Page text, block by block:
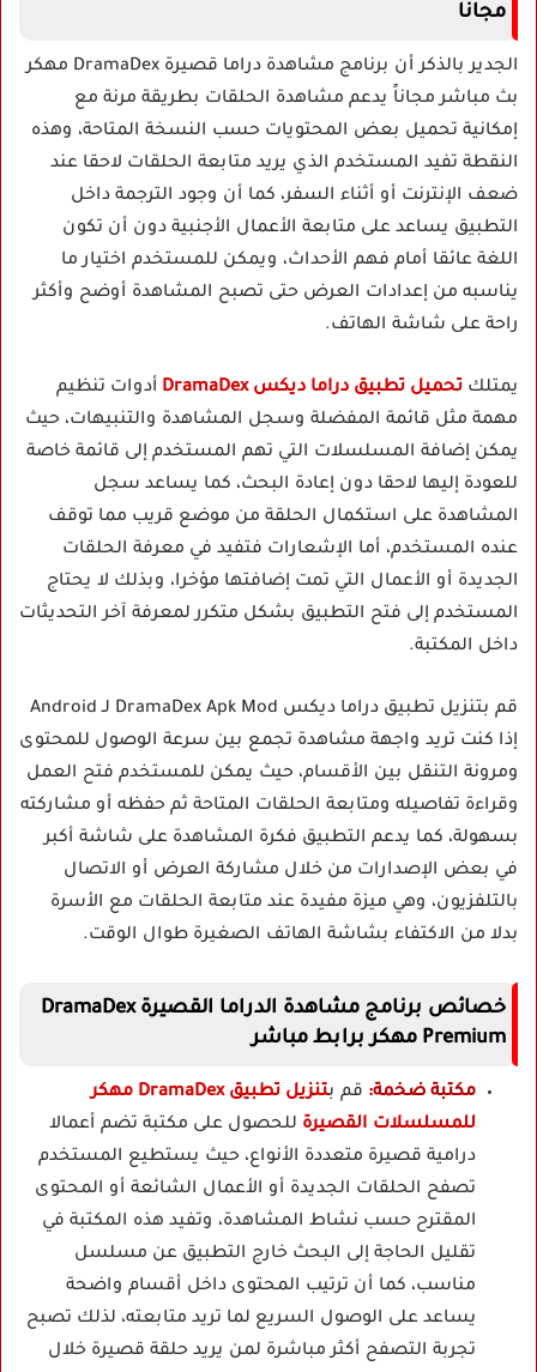
مجانا
الجدير بالذكر أن برنامج مشاهدة دراما قصيرة DramaDex مهكر
بث مباشر مجاناً يدعم مشاهدة الحلقات بطريقة مرنة مع
إمكانية تحميل بعض المحتويات حسب النسخة المتاحة، وهذه
النقطة تفيد المستخدم الذي يريد متابعة الحلقات لاحقا عند
ضعف الإنترنت أو أثناء السفر، كما أن وجود الترجمة داخل
التطبيق يساعد على متابعة الأعمال الأجنبية دون أن تكون
اللغة عائقا أمام فهم الأحداث، ويمكن للمستخدم اختيار ما
يناسبه من إعدادات العرض حتى تصبح المشاهدة أوضح وأكثر
راحة على شاشة الهاتف.
يمتلك تحميل تطبيق دراما ديكس DramaDex
أدوات تنظيم
مهمة مثل قائمة المفضلة وسجل المشاهدة والتنبيهات، حيث
يمكن إضافة المسلسلات التي تهم المستخدم إلى قائمة خاصة
للعودة إليها لاحقا دون إعادة البحث، كما يساعد سجل
المشاهدة على استكمال الحلقة من موضع قريب مما توقف
عنده المستخدم، أما الإشعارات فتفيد في معرفة الحلقات
الجديدة أو الأعمال التي تمت إضافتها مؤخرا، وبذلك لا يحتاج
المستخدم إلى فتح التطبيق بشكل متكرر لمعرفة آخر التحديثات
داخل المكتبة.
قم بتنزيل تطبيق دراما ديكس DramaDex Apk Mod لـ Android
إذا كنت تريد واجهة مشاهدة تجمع بين سرعة الوصول للمحتوى
ومرونة التنقل بين الأقسام، حيث يمكن للمستخدم فتح العمل
وقراءة تفاصيله ومتابعة الحلقات المتاحة ثم حفظه أو مشاركته
بسهولة، كما يدعم التطبيق فكرة المشاهدة على شاشة أكبر
في بعض الإصدارات من خلال مشاركة العرض أو الاتصال
بالتلفزيون، وهي ميزة مفيدة عند متابعة الحلقات مع الأسرة
بدلا من الاكتفاء بشاشة الهاتف الصغيرة طوال الوقت.
خصائص برنامج مشاهدة الدراما القصيرة DramaDex
Premium مهكر برابط مباشر
مكتبة ضخمة: قم ب
تنزيل تطبيق DramaDex مهكر
للمسلسلات القصيرة للحصول على مكتبة تضم أعمالا
درامية قصيرة متعددة الأنواع، حيث يستطيع المستخدم
تصفح الحلقات الجديدة أو الأعمال الشائعة أو المحتوى
المقترح حسب نشاط المشاهدة، وتفيد هذه المكتبة في
تقليل الحاجة إلى البحث خارج التطبيق عن مسلسل
مناسب، كما أن ترتيب المحتوى داخل أقسام واضحة
يساعد على الوصول السريع لما تريد متابعته، لذلك تصبح
تجربة التصفح أكثر مباشرة لمن يريد حلقة قصيرة خلال